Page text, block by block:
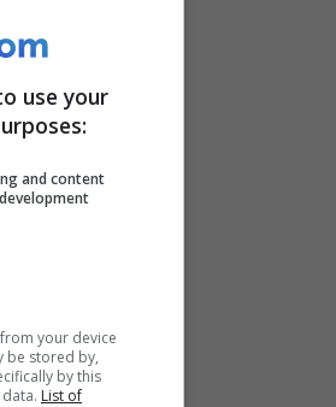
che
troppo
il dito
a
use your
and content
your device
be stored by,
by this
List of